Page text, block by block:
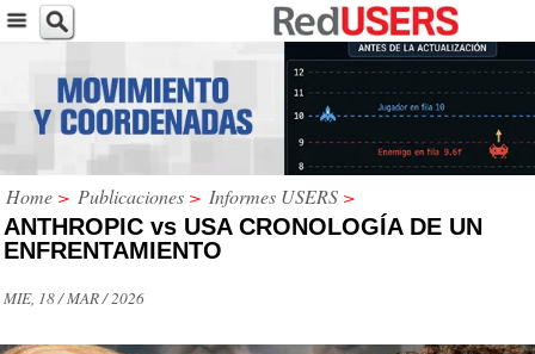
Home > Publicaciones > Informes USERS >
ANTHROPIC vs USA CRONOLOGÍA DE UN
ENFRENTAMIENTO
MIE, 18 / MAR / 2026